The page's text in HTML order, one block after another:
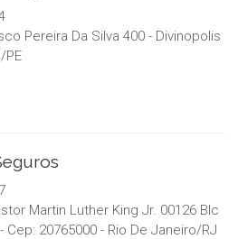
Pereira Da Silva 400 - Divinopolis
/PE
Martin Luther King Jr. 00126 Blc
- Cep: 20765000 - Rio De Janeiro/RJ